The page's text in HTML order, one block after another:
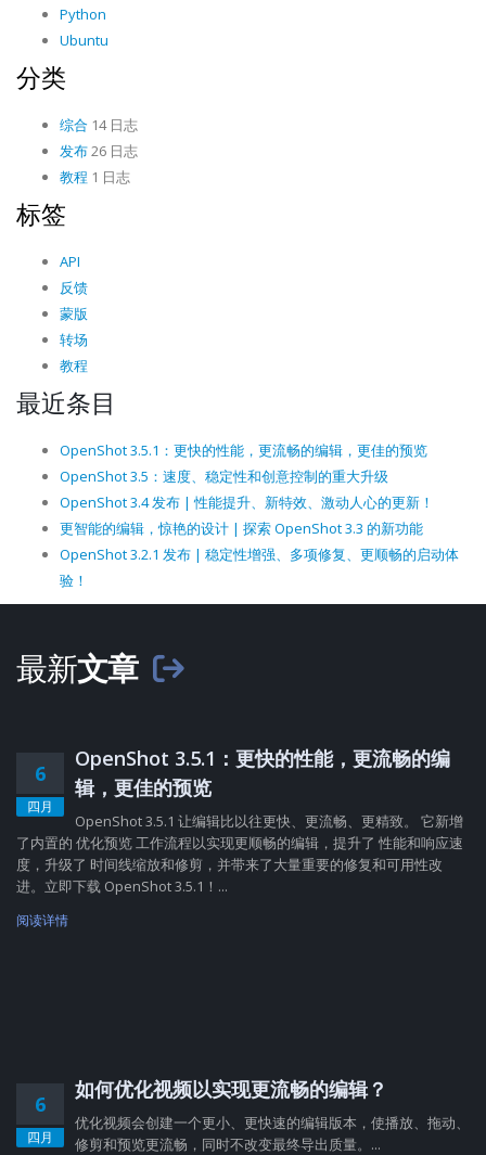
Python
Ubuntu
分类
综合 14 日志
发布26 日志
教程 1 日志
标签
API
反馈
蒙版
转场
教程
最近条目
OpenShot 3.5.1：更快的性能，更流畅的编辑，更佳的预览
OpenShot 3.5：速度、稳定性和创意控制的重大升级
OpenShot 3.4 发布 | 性能提升、新特效、激动人心的更新！
更智能的编辑，惊艳的设计 | 探索 OpenShot 3.3 的新功能
OpenShot 3.2.1 发布 | 稳定性增强、多项修复、更顺畅的启动体
验！
最新文章
6
四月
OpenShot 3.5.1：更快的性能，更流畅的编
辑，更佳的预览
OpenShot 3.5.1 让编辑比以往更快、更流畅、更精致。 它新增
了内置的 优化预览 工作流程以实现更顺畅的编辑，提升了 性能和响应速
度，升级了 时间线缩放和修剪，并带来了大量重要的修复和可用性改
进。立即下载 OpenShot 3.5.1！...
阅读详情
6
四月
如何优化视频以实现更流畅的编辑？
优化视频会创建一个更小、更快速的编辑版本，使播放、拖动、
修剪和预览更流畅，同时不改变最终导出质量。...